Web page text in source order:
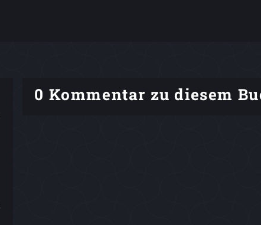
0 Kommentar zu diesem